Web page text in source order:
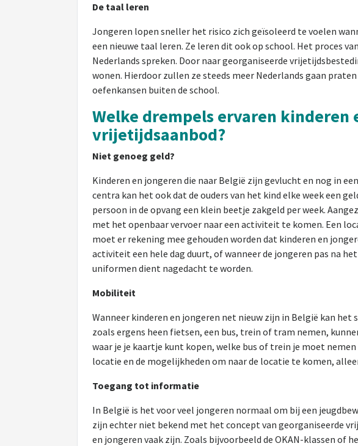
De taal leren
Jongeren lopen sneller het risico zich geïsoleerd te voelen
een nieuwe taal leren. Ze leren dit ook op school. Het proces
Nederlands spreken. Door naar georganiseerde
wonen. Hierdoor zullen ze steeds meer Nederlands gaan
oefenkansen buiten de school.
Welke drempels ervaren kinderen
vrijetijdsaanbod?
Niet genoeg geld?
Kinderen en jongeren die naar België zijn gevlucht en nog in
centra kan het ook dat de ouders van het kind elke week een
persoon in de opvang een klein beetje zakgeld per week.
met het openbaar vervoer naar een activiteit te komen. Een
moet er rekening mee gehouden worden dat kinderen en
activiteit een hele dag duurt, of wanneer de jongeren pas na
uniformen dient nagedacht te worden.
Mobiliteit
Wanneer kinderen en jongeren net nieuw zijn in België kan
zoals ergens heen fietsen, een bus, trein of tram nemen,
waar je je kaartje kunt kopen, welke bus of trein je moet
locatie en de mogelijkheden om naar de locatie te komen,
Toegang tot informatie
In België is het voor veel jongeren normaal om bij een
zijn echter niet bekend met het concept van georganiseerde
en jongeren vaak zijn. Zoals bijvoorbeeld de OKAN-klassen of